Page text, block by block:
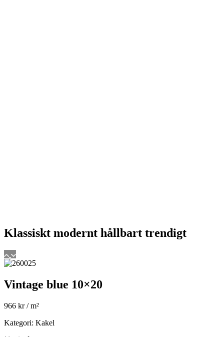
Klassiskt modernt hållbart trendigt
Vintage blue 10×20
966 kr/ m²
Kategori: Kakel